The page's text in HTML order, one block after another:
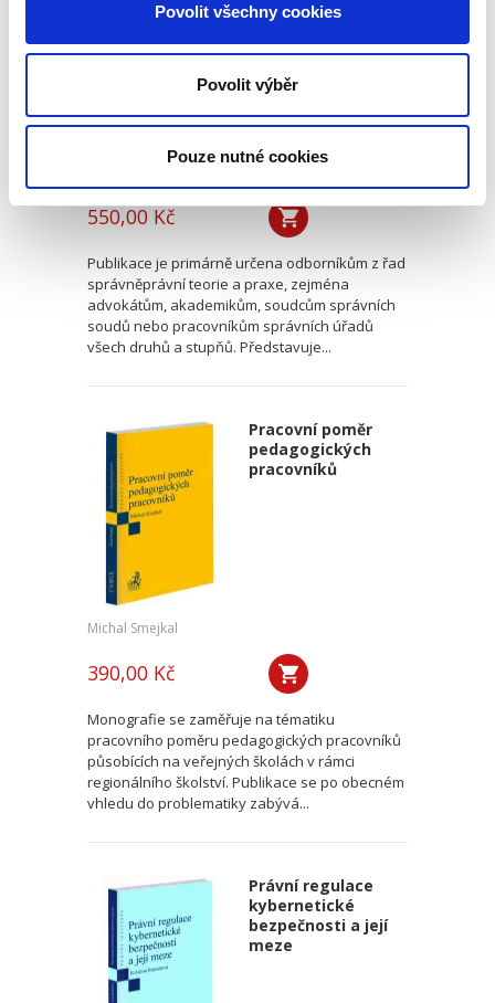
Povolit všechny cookies
Povolit výběr
Pouze nutné cookies
550,00 Kč
Publikace je primárně určena odborníkům z řad
správněprávní teorie a praxe, zejména
advokátům, akademikům, soudcům správních
soudů nebo pracovníkům správních úřadů
všech druhů a stupňů. Představuje...
Pracovní poměr
pedagogických
pracovníků
Michal Smejkal
390,00 Kč
Monografie se zaměřuje na tématiku
pracovního poměru pedagogických pracovníků
působících na veřejných školách v rámci
regionálního školství. Publikace se po obecném
vhledu do problematiky zabývá...
Právní regulace
kybernetické
bezpečnosti a její
meze